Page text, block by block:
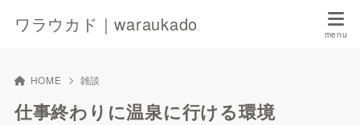
ワラウカド｜waraukado
HOME 雑談
仕事終わりに温泉に行ける環境